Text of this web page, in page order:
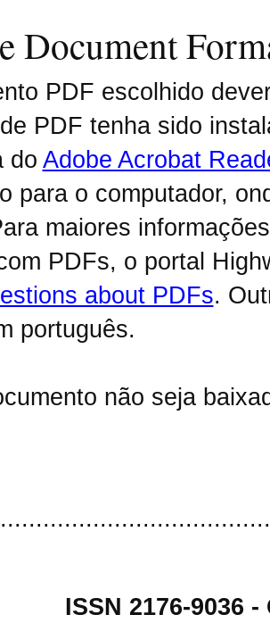
Document
PDF escolhido
PDF tenha sido
do Adobe Acrobat
para o computador,
maiores
PDFs, o portal
about PDFs.
português.
não seja
ISSN 2176-9036